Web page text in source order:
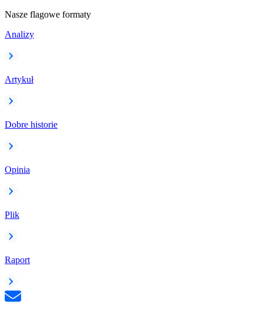
Nasze flagowe formaty
Analizy
Artykuł
Dobre historie
Opinia
Plik
Raport